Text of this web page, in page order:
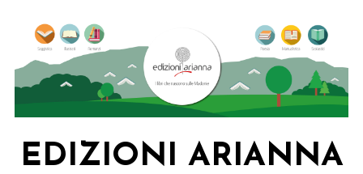
content
EDIZIONI ARIANNA